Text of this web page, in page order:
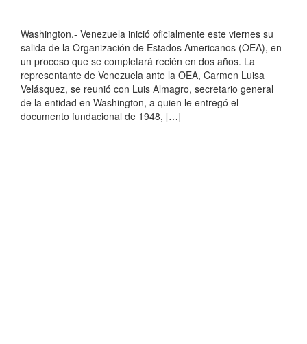
Washington.- Venezuela inició oficialmente este viernes su
salida de la Organización de Estados Americanos (OEA), en
un proceso que se completará recién en dos años. La
representante de Venezuela ante la OEA, Carmen Luisa
Velásquez, se reunió con Luis Almagro, secretario general
de la entidad en Washington, a quien le entregó el
documento fundacional de 1948, […]